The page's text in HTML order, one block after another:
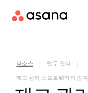
리소스 업무 관리
재고 관리 소프트웨어의 숨